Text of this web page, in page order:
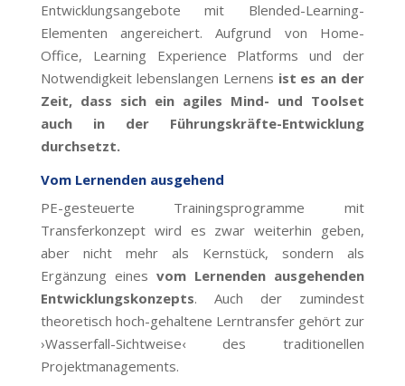
Entwicklungsangebote mit Blended-Learning-
Elementen angereichert. Aufgrund von Home-
Office, Learning Experience Platforms und der
Notwendigkeit lebenslangen Lernens ist es an der
Zeit, dass sich ein agiles Mind- und Toolset
auch in der Führungskräfte-Entwicklung
durchsetzt.
Vom Lernenden ausgehend
PE-gesteuerte Trainingsprogramme mit
Transferkonzept wird es zwar weiterhin geben,
aber nicht mehr als Kernstück, sondern als
Ergänzung eines vom Lernenden ausgehenden
Entwicklungskonzepts. Auch der zumindest
theoretisch hoch-gehaltene Lerntransfer gehört zur
›Wasserfall-Sichtweise‹ des traditionellen
Projektmanagements.